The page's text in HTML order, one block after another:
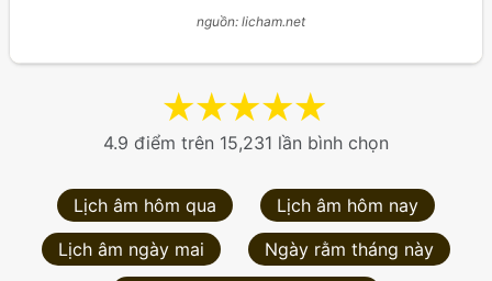
nguồn: licham.net
★
★
★
★
★
4.9 điểm trên 15,231 lần bình chọn
Lịch âm hôm qua
Lịch âm hôm nay
Lịch âm ngày mai
Ngày rằm tháng này